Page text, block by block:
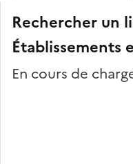
Rechercher un
Établissements
En cours de